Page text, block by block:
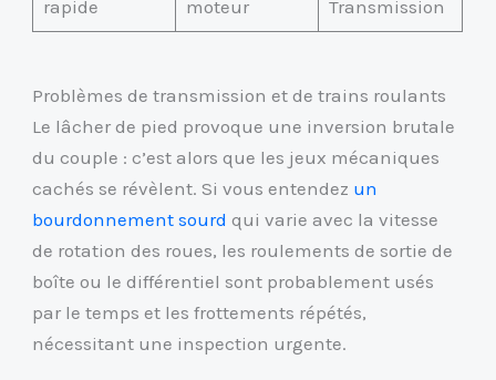
rapide
moteur
Transmission
Problèmes de transmission et de trains roulants
Le lâcher de pied provoque une inversion brutale
du couple : c’est alors que les jeux mécaniques
cachés se révèlent. Si vous entendez un
bourdonnement sourd qui varie avec la vitesse
de rotation des roues, les roulements de sortie de
boîte ou le différentiel sont probablement usés
par le temps et les frottements répétés,
nécessitant une inspection urgente.